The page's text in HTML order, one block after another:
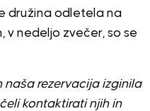
družina odletela na
v nedeljo zvečer, so se
naša rezervacija izginila
kontaktirati njih in